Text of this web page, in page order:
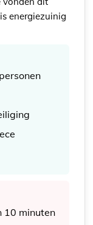
energiezuinig
10 minuten